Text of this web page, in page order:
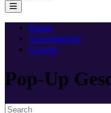
Home
Verzeichnisse
Google
Pop-Up